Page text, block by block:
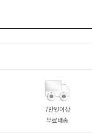
7만원이상
무료배송